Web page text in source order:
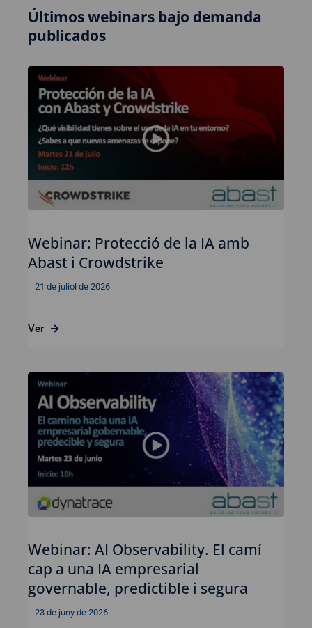
Últimos webinars bajo demanda
publicados
Webinar: Protecció de la IA amb
Abast i Crowdstrike
21 de juliol de 2026
Ver
Webinar: AI Observability. El camí
cap a una IA empresarial
governable, predictible i segura
23 de juny de 2026